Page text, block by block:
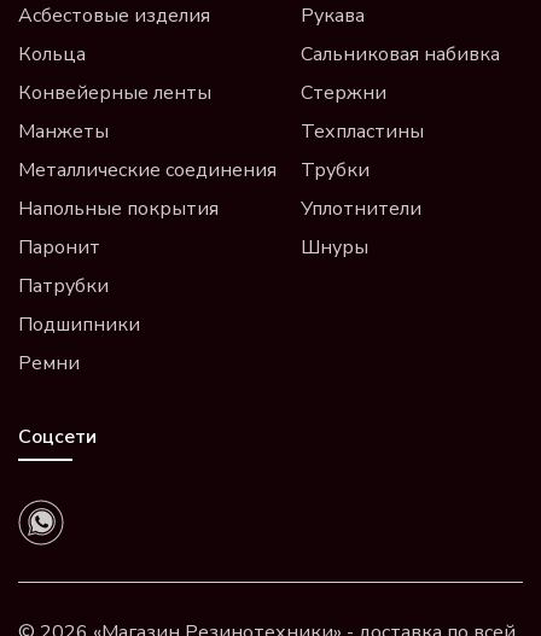
Асбестовые изделия
Кольца
Конвейерные ленты
Манжеты
Металлические соединения
Напольные покрытия
Паронит
Патрубки
Подшипники
Ремни
Рукава
Сальниковая набивка
Стержни
Техпластины
Трубки
Уплотнители
Шнуры
Соцсети